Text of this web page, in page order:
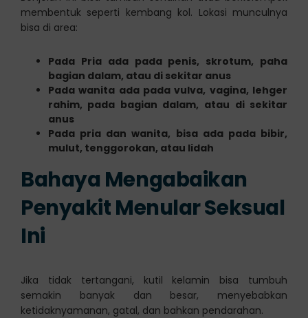
membentuk seperti kembang kol. Lokasi munculnya
bisa di area:
Pada Pria ada pada penis, skrotum, paha
bagian dalam, atau di sekitar anus
Pada wanita ada pada vulva, vagina, lehger
rahim, pada bagian dalam, atau di sekitar
anus
Pada pria dan wanita, bisa ada pada bibir,
mulut, tenggorokan, atau lidah
Bahaya Mengabaikan
Penyakit Menular Seksual
Ini
Jika tidak tertangani, kutil kelamin bisa tumbuh
semakin banyak dan besar, menyebabkan
ketidaknyamanan, gatal, dan bahkan pendarahan.